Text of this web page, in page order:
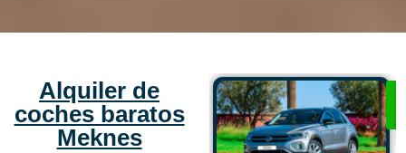
Alquiler de
coches baratos
Meknes